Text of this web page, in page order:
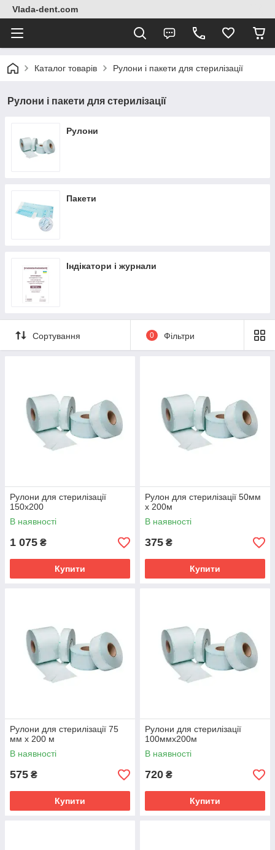
Vlada-dent.com
Каталог товарів Рулони і пакети для стерилізації
Рулони і пакети для стерилізації
Рулони
Пакети
Індікатори і журнали
Сортування 0 Фільтри
Рулони для стерилізації
150х200
В наявності
1 075 ₴
Купити
Рулон для стерилізації 50мм
х 200м
В наявності
375 ₴
Купити
Рулони для стерилізації 75
мм х 200 м
В наявності
575 ₴
Купити
Рулони для стерилізації
100ммх200м
В наявності
720 ₴
Купити